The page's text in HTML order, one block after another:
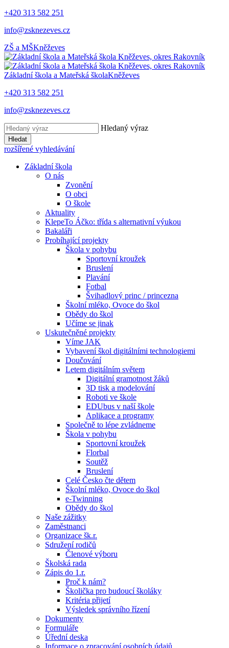
+420 313 582 251
info@zsknezeves.cz
ZŠ a MŠKněževes
Základní škola a Mateřská školaKněževes
+420 313 582 251
info@zsknezeves.cz
Hledaný výraz
Hledat
rozšířené vyhledávání
Základní škola
O nás
Zvonění
O obci
O škole
Aktuality
KlepeTo Áčko: třída s alternativní výukou
Bakaláři
Probíhající projekty
Škola v pohybu
Sportovní kroužek
Bruslení
Plavání
Fotbal
Švihadlový princ / princezna
Školní mléko, Ovoce do škol
Obědy do škol
Učíme se jinak
Uskutečněné projekty
Víme JAK
Vybavení škol digitálními technologiemi
Doučování
Letem digitálním světem
Digitální gramotnost žáků
3D tisk a modelování
Roboti ve škole
EDUbus v naší škole
Aplikace a programy
Společně to lépe zvládneme
Škola v pohybu
Sportovní kroužek
Florbal
Soutěž
Bruslení
Celé Česko čte dětem
Školní mléko, Ovoce do škol
e-Twinning
Obědy do škol
Naše zážitky
Zaměstnanci
Organizace šk.r.
Sdružení rodičů
Členové výboru
Školská rada
Zápis do 1.r.
Proč k nám?
Školička pro budoucí školáky
Kritéria přijetí
Výsledek správního řízení
Dokumenty
Formuláře
Úřední deska
Informace o zpracování osobních údajů